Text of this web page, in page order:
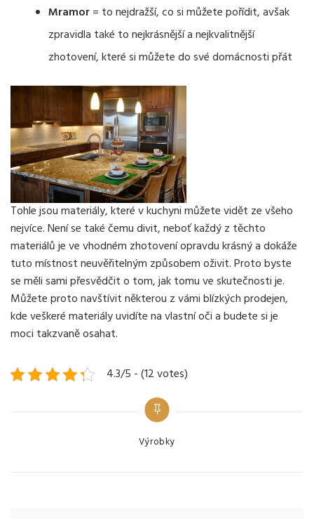
Mramor= to nejdražší, co si můžete pořídit, avšak
zpravidla také to nejkrásnější a nejkvalitnější
zhotovení, které si můžete do své domácnosti přát
Tohle jsou materiály, které v kuchyni můžete vidět ze všeho
nejvíce. Není se také čemu divit, neboť každý z těchto
materiálů je ve vhodném zhotovení opravdu krásný a dokáže
tuto místnost neuvěřitelným způsobem oživit. Proto byste
se měli sami přesvědčit o tom, jak tomu ve skutečnosti je.
Můžete proto navštívit některou z vámi blízkých prodejen,
kde veškeré materiály uvidíte na vlastní oči a budete si je
moci takzvaně osahat.
4.3/5 - (12 votes)
Categories
Výrobky